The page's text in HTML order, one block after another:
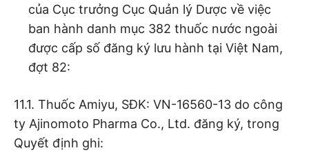
của Cục trưởng Cục Quản lý Dược về việc
ban hành danh mục 382 thuốc nước ngoài
được cấp số đăng ký lưu hành tại Việt Nam,
đợt 82:
11.1. Thuốc Amiyu, SĐK: VN-16560-13 do công
ty Ajinomoto Pharma Co., Ltd. đăng ký, trong
Quyết định ghi: